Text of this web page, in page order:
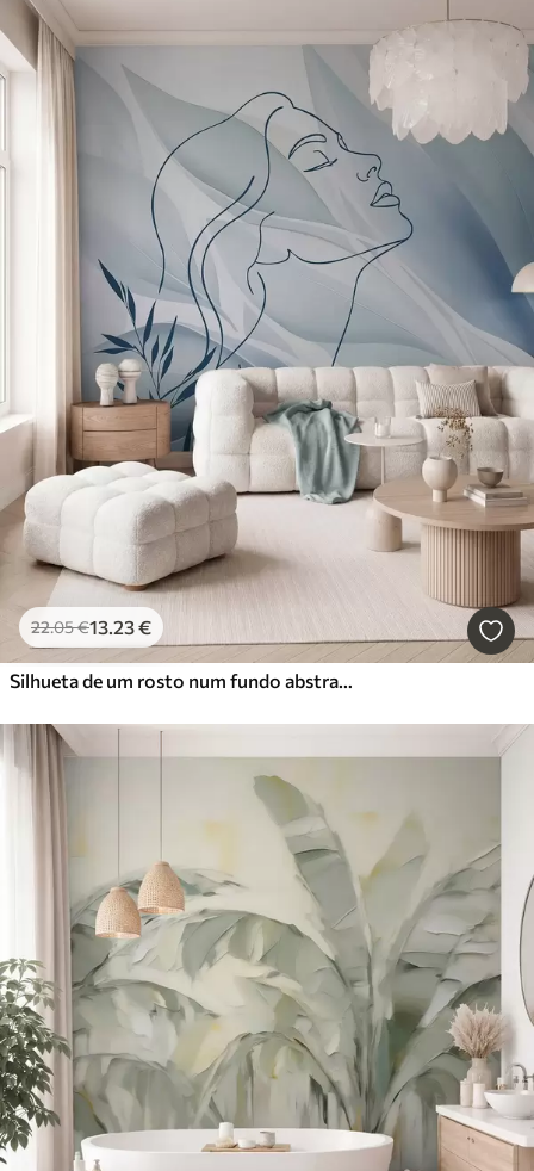
22.05€13 .23€